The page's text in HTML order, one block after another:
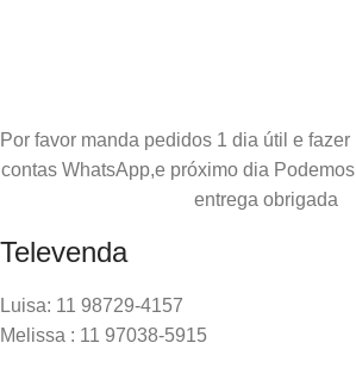
Por favor manda pedidos 1 dia útil e
contas WhatsApp,e próximo dia
entrega obrigada
Televenda
Luisa: 11 98729-4157
Melissa : 11 97038-5915